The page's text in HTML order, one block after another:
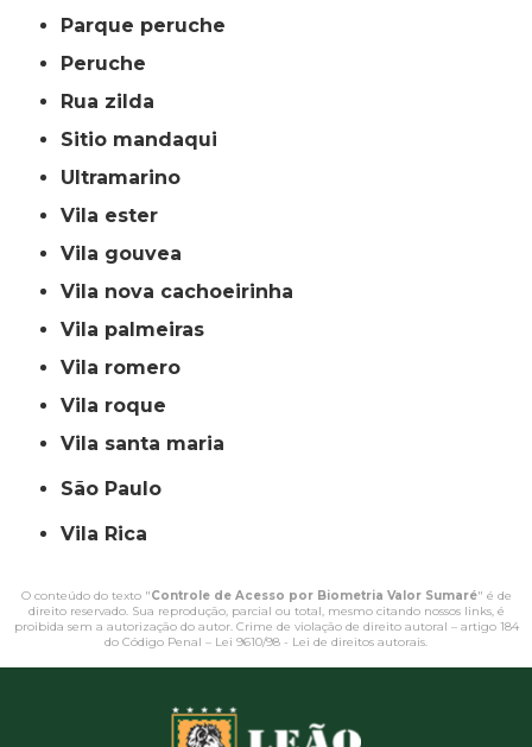
parque peruche
peruche
rua zilda
sitio mandaqui
ultramarino
vila ester
vila gouvea
vila nova cachoeirinha
vila palmeiras
vila romero
vila roque
vila santa maria
São Paulo
Vila Rica
O conteúdo do texto "Controle de Acesso por Biometria Valor Sumaré" é de
direito reservado. Sua reprodução, parcial ou total, mesmo citando nossos links, é
proibida sem a autorização do autor. Crime de violação de direito autoral – artigo 184
do Código Penal – Lei 9610/98 - Lei de direitos autorais